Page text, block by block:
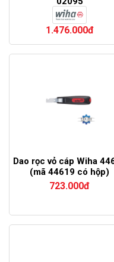
1.476.000đ
Dao rọc vỏ cáp Wiha
(mã 44619 có hộp)
723.000đ